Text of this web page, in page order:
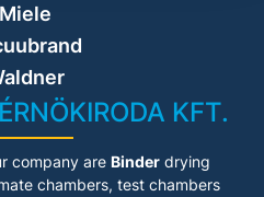
Miele
KFT.
company are Binder drying
chambers, test chambers